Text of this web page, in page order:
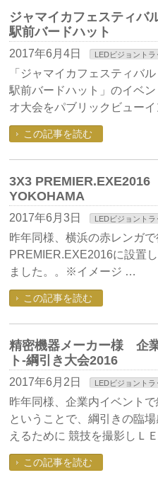
ジャマイカフェスティバ
駅前バードハット
2017年6月4日 LEDビジョントラ
「ジャマイカフェスティバ
駅前バードハット」のイベン
オ大会をパブリックビュー
この記事を読む
3X3 PREMIER.EXE2016
YOKOHAMA
2017年6月3日 LEDビジョントラ
昨年同様、横浜の赤レンガ
PREMIER.EXE2016に設置
ました。。※イメージ …
この記事を読む
精密機器メーカー様 企
ト-綱引き大会2016
2017年6月2日 LEDビジョントラ
昨年同様、企業内イベント
ということで、綱引きの臨
えるために 競技を撮影しＬ
この記事を読む